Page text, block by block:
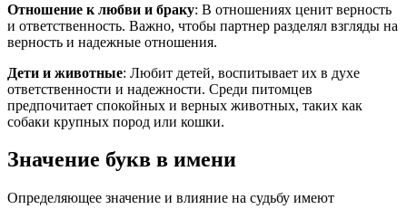
Отношение к любви и браку: В отношениях ценит верность
и ответственность. Важно, чтобы партнер разделял взгляды на
верность и надежные отношения.
Дети и животные: Любит детей, воспитывает их в духе
ответственности и надежности. Среди питомцев
предпочитает спокойных и верных животных, таких как
собаки крупных пород или кошки.
Значение букв в имени
Определяющее значение и влияние на судьбу имеют